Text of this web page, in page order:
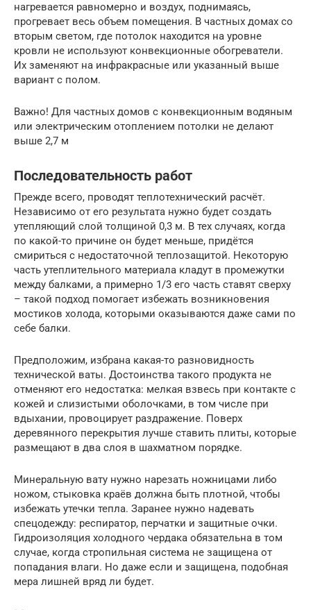
нагревается равномерно и воздух, поднимаясь,
прогревает весь объем помещения. В частных домах со
вторым светом, где потолок находится на уровне
кровли не используют конвекционные обогреватели.
Их заменяют на инфракрасные или указанный выше
вариант с полом.
Важно! Для частных домов с конвекционным водяным
или электрическим отоплением потолки не делают
выше 2,7 м
Последовательность работ
Прежде всего, проводят теплотехнический расчёт.
Независимо от его результата нужно будет создать
утепляющий слой толщиной 0,3 м. В тех случаях, когда
по какой-то причине он будет меньше, придётся
смириться с недостаточной теплозащитой. Некоторую
часть утеплительного материала кладут в промежутки
между балками, а примерно 1/3 его часть ставят сверху
– такой подход помогает избежать возникновения
мостиков холода, которыми оказываются даже сами по
себе балки.
Предположим, избрана какая-то разновидность
технической ваты. Достоинства такого продукта не
отменяют его недостатка: мелкая взвесь при контакте с
кожей и слизистыми оболочками, в том числе при
вдыхании, провоцирует раздражение. Поверх
деревянного перекрытия лучше ставить плиты, которые
размещают в два слоя в шахматном порядке.
Минеральную вату нужно нарезать ножницами либо
ножом, стыковка краёв должна быть плотной, чтобы
избежать утечки тепла. Заранее нужно надевать
спецодежду: респиратор, перчатки и защитные очки.
Гидроизоляция холодного чердака обязательна в том
случае, когда стропильная система не защищена от
попадания влаги. Но даже если и защищена, подобная
мера лишней вряд ли будет.